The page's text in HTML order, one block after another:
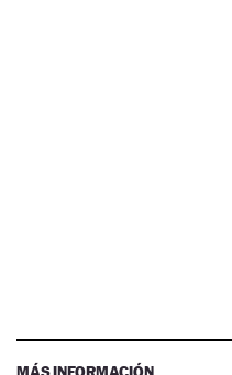
MÁS INFORMACIÓN